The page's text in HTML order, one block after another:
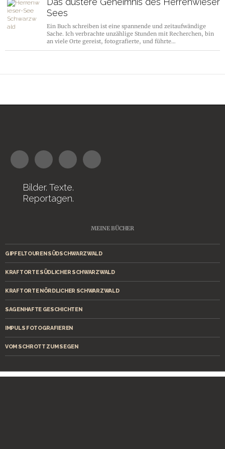
Sees
Ein Buch schreiben ist eine spannende und zeitaufwändige
Sache. Ich verbrachte unzählige Stunden mit Recherchen, bin
an viele Orte gereist, fotografierte, und führte…
Bilder. Texte.
Reportagen.
MEINE BÜCHER
GIPFELTOUREN SÜDSCHWARZWALD
KRAFTORTE SÜDLICHER SCHWARZWALD
KRAFTORTE NÖRDLICHER SCHWARZWALD
SAGENHAFTE GESCHICHTEN
IMPULS FOTOGRAFIEREN
VOM SCHROTT ZUM SEGEN